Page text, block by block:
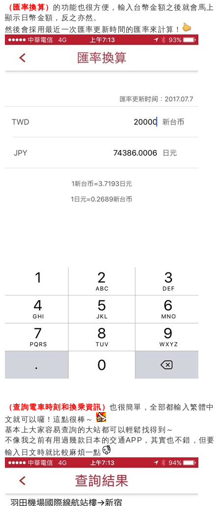
（匯率換算） 的功能也很方便，輸入台幣金額之後就會馬上
顯示日幣金額，反之亦然。
然後會採用最近一次匯率更新時間的匯率來計算！
（查詢電車時刻和換乘資訊）也很簡單，全部都輸入繁體中
文就可以囉！這點很棒～
基本上大家容易查詢的大站都可以輕鬆找得到～
不像我之前有用過幾款日本的交通APP，其實也不錯，但要
輸入日文時就比較麻煩一點